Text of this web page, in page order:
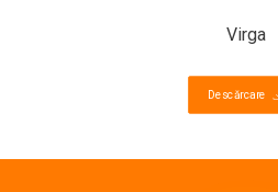
Virga
Descărcare